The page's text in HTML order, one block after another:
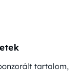
tartalom,